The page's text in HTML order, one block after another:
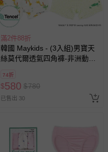
滿2件88折
韓國 Maykids - (3入組)男寶天
絲莫代爾透氣四角褲-非洲動物
74折
$580 $780
已售出 30